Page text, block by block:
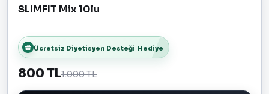
SLIMFIT Mix 10lu
Ücretsiz Diyetisyen Desteği Hediye
800 TL1.000 TL